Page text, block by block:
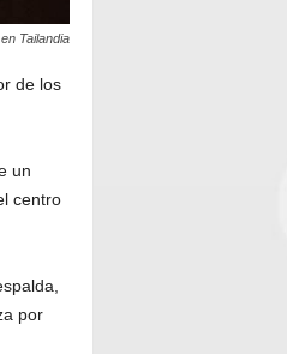
Tailandia
de los
un
centro
por